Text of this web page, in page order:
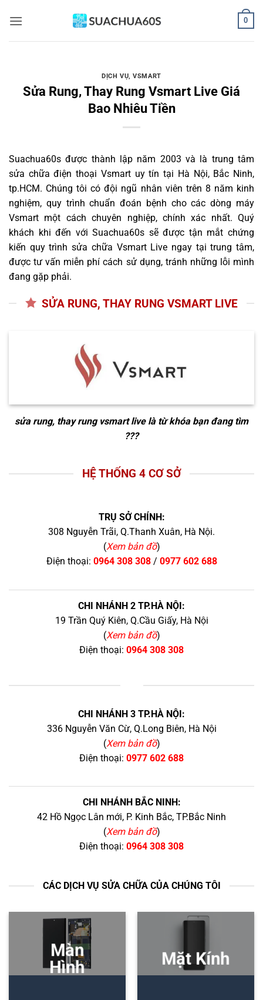
qua
0
DỊCH VỤ,VSMART
Sửa Rung, Thay Rung Vsmart Live Giá
Bao Nhiêu Tiền
Suachua60s được thành lập năm 2003 và là trung tâm
sửa chữa điện thoại Vsmart uy tín tại Hà Nội, Bắc Ninh,
tp.HCM. Chúng tôi có đội ngũ nhân viên trên 8 năm kinh
nghiệm, quy trình chuẩn đoán bệnh cho các dòng máy
Vsmart một cách chuyên nghiệp, chính xác nhất. Quý
khách khi đến với Suachua60s sẽ được tận mắt chứng
kiến quy trình sửa chữa Vsmart Live ngay tại trung tâm,
được tư vấn miễn phí cách sử dụng, tránh những lỗi mình
đang gặp phải.
SỬA RUNG, THAY RUNG VSMART LIVE
sửa rung, thay rung vsmart livelà từ khóa bạn đang tìm
???
HỆ THỐNG 4 CƠ SỞ
TRỤ SỞ CHÍNH:
308 Nguyễn Trãi, Q.Thanh Xuân, Hà Nội.
(Xem bản đồ)
Điện thoại: 0964 308 308/ 0977 602 688
CHI NHÁNH 2 TP.HÀ NỘI:
19 Trần Quý Kiên, Q.Cầu Giấy, Hà Nội
(Xem bản đồ)
Điện thoại: 0964 308 308
CHI NHÁNH 3 TP.HÀ NỘI:
336 Nguyễn Văn Cừ, Q.Long Biên, Hà Nội
(Xem bản đồ)
Điện thoại: 0977 602 688
CHI NHÁNH BẮC NINH:
42 Hồ Ngọc Lân mới, P. Kinh Bắc, TP.Bắc Ninh
(Xem bản đồ)
Điện thoại: 0964 308 308
CÁC DỊCH VỤ SỬA CHỮA CỦA CHÚNG TÔI
Màn
Hình
Mặt Kính